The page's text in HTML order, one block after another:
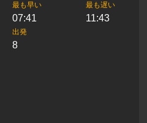
最も早い
07:41
最も遅い
11:43
出発
8